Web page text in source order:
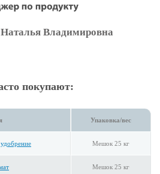
Владимировна
покупают:
Упаковка/вес
Мешок 25 кг
Мешок 25 кг